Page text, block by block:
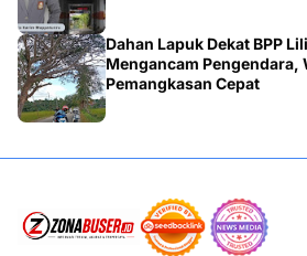
Dahan Lapuk Dekat BPP
Mengancam Pengendara,
Pemangkasan Cepat